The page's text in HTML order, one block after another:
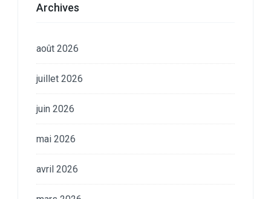
Archives
août 2026
juillet 2026
juin 2026
mai 2026
avril 2026